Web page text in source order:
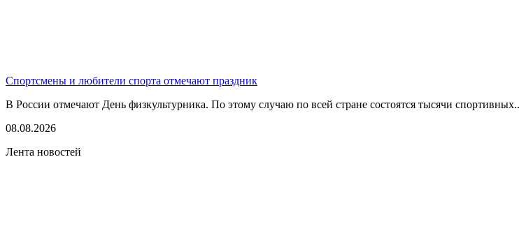
Спортсмены и любители спорта отмечают праздник
В России отмечают День физкультурника. По этому случаю по всей стране состоятся тысячи
08.08.2026
Лента новостей